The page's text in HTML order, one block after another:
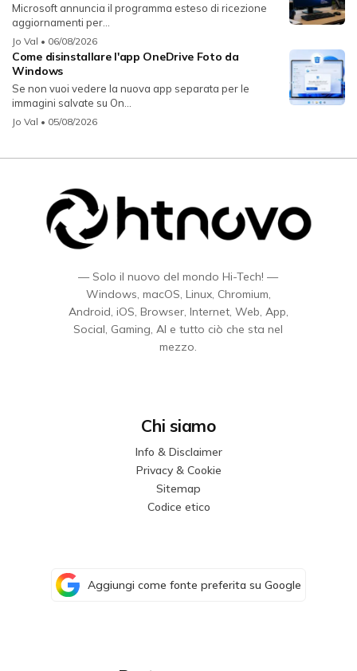
Microsoft annuncia il programma esteso di ricezione
aggiornamenti per...
Jo Val • 06/08/2026
Come disinstallare l'app OneDrive Foto da
Windows
Se non vuoi vedere la nuova app separata per le
immagini salvate su On...
Jo Val • 05/08/2026
— Solo il nuovo del mondo Hi-Tech! —
Windows, macOS, Linux, Chromium,
Android, iOS, Browser, Internet, Web, App,
Social, Gaming, AI e tutto ciò che sta nel
mezzo.
Chi siamo
Info & Disclaimer
Privacy & Cookie
Sitemap
Codice etico
Aggiungi come fonte preferita su Google